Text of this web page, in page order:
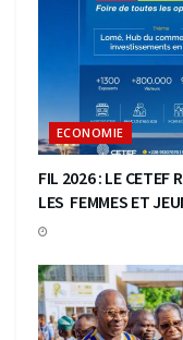
ECONOMIE
FIL 2026 : LE CETEF
LES FEMMES ET